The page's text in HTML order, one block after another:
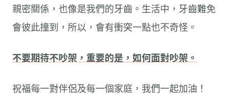
親密關係，也像是我們的牙齒。生活中，牙齒難免
會彼此撞到，所以，會有衝突一點也不奇怪。
不要期待不吵架，重要的是，如何面對吵架。
祝福每一對伴侶及每一個家庭，我們一起加油！